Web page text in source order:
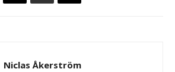
Niclas Åkerström